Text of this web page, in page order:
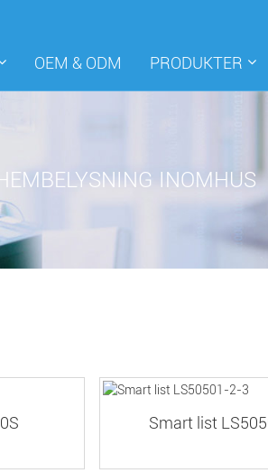
OEM & ODM PRODUKTER
INOMHUS
Smart list